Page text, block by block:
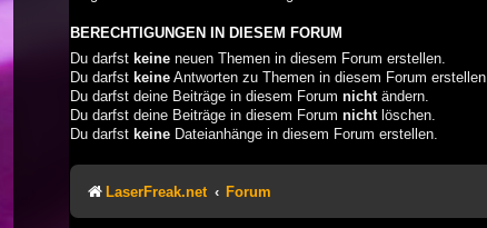
BERECHTIGUNGEN IN DIESEM FORUM
Du darfst keine neuen Themen in diesem Forum erstellen.
Du darfst keine Antworten zu Themen in diesem Forum erstellen.
Du darfst deine Beiträge in diesem Forum nicht ändern.
Du darfst deine Beiträge in diesem Forum nicht löschen.
Du darfst keine Dateianhänge in diesem Forum erstellen.
LaserFreak.net Forum